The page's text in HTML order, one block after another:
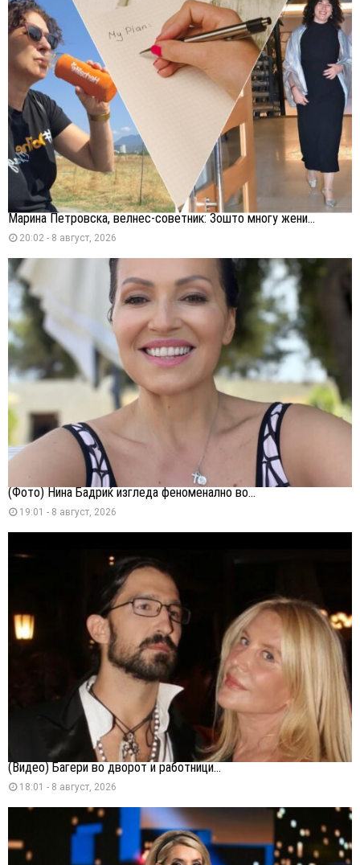
Марина Петровска, велнес-советник: Зошто многу жени...
20:02 - 8 август, 2026
(Фото) Нина Бадриќ изгледа феноменално во...
19:01 - 8 август, 2026
(Видео) Багери во дворот и работници...
18:01 - 8 август, 2026